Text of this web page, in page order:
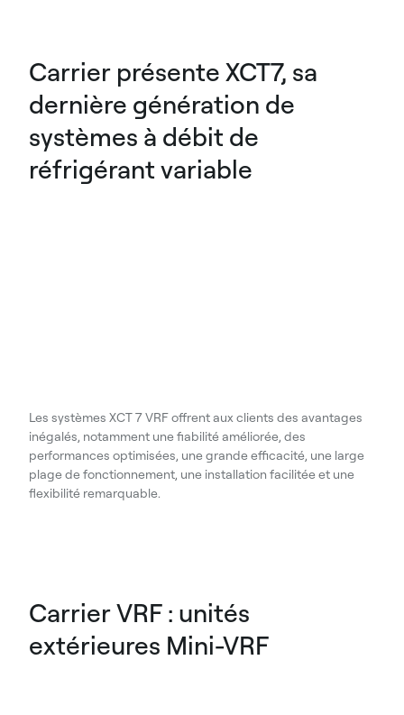
Carrier présente XCT7, sa
dernière génération de
systèmes à débit de
réfrigérant variable
Les systèmes XCT 7 VRF offrent aux clients des avantages
inégalés, notamment une fiabilité améliorée, des
performances optimisées, une grande efficacité, une large
plage de fonctionnement, une installation facilitée et une
flexibilité remarquable.
Carrier VRF : unités
extérieures Mini-VRF